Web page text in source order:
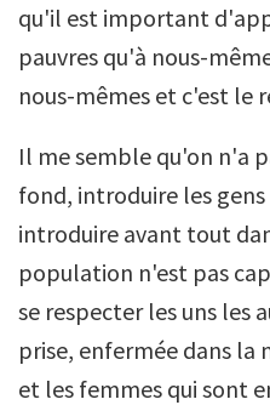
qu'il est important
pauvres qu'à nous-
nous-mêmes et c'est le
Il me semble qu'on n'a
fond, introduire les
introduire avant tout
population n'est pas
se respecter les uns les
prise, enfermée dans la
et les femmes qui sont